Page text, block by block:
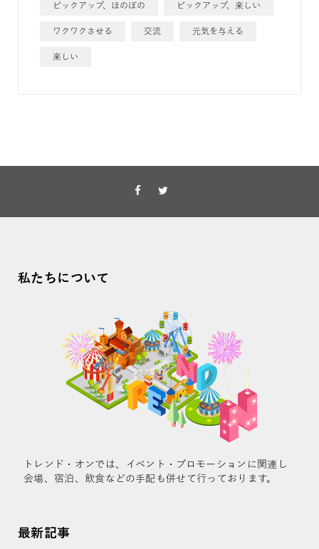
ピックアップ、ほのぼの ピックアップ、楽しい
ワクワクさせる 交流 元気を与える
楽しい
私たちについて
トレンド・オンでは、イベント・プロモーションに関連し
会場、宿泊、飲食などの手配も併せて行っております。
最新記事